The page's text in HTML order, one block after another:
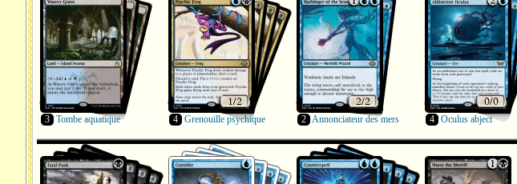
3 Tombe aquatique 4 Grenouille psychique 2 Annonciateur des mers 4 Oculus abject